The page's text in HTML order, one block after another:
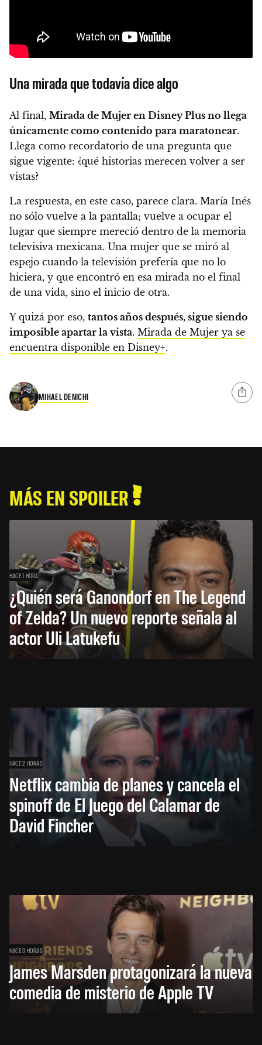
Una mirada que todavía dice algo
Al final, Mirada de Mujer en Disney Plus no llega
únicamente como contenido para maratonear.
Llega como recordatorio de una pregunta que
sigue vigente: ¿qué historias merecen volver a ser
vistas?
La respuesta, en este caso, parece clara. María Inés
no sólo vuelve a la pantalla; vuelve a ocupar el
lugar que siempre mereció dentro de la memoria
televisiva mexicana. Una mujer que se miró al
espejo cuando la televisión prefería que no lo
hiciera, y que encontró en esa mirada no el final
de una vida, sino el inicio de otra.
Y quizá por eso, tantos años después, sigue siendo
imposible apartar la vista. Mirada de Mujer ya se
encuentra disponible en Disney+.
MIHAEL DENICHI
MÁS EN SPOILER
HACE 1 HORA
¿Quién será Ganondorf en The Legend
of Zelda? Un nuevo reporte señala al
actor Uli Latukefu
HACE 2 HORAS
Netflix cambia de planes y cancela el
spinoff de El Juego del Calamar de
David Fincher
HACE 3 HORAS
James Marsden protagonizará la nueva
comedia de misterio de Apple TV